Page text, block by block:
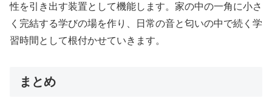
性を引き出す装置として機能します。家の中の一角に小さ
く完結する学びの場を作り、日常の音と匂いの中で続く学
習時間として根付かせていきます。
まとめ